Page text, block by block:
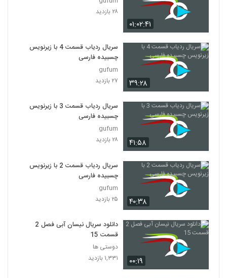
۰۱:۰۲:۴۱
۲۸ بازدید
۳۹:۲۸
سریال ردیاب قسمت 4 با زیرنویس
چسبیده فارسی
gufum
۲۷ بازدید
۴۱:۵۸
سریال ردیاب قسمت 3 با زیرنویس
چسبیده فارسی
gufum
۲۸ بازدید
۴۰:۳۸
سریال ردیاب قسمت 2 با زیرنویس
چسبیده فارسی
gufum
۲۵ بازدید
۰۰:۱۹
دانلود سریال نیسان آبی فصل 2
قسمت 15
دوستی ها
۱,۳۳۱ بازدید